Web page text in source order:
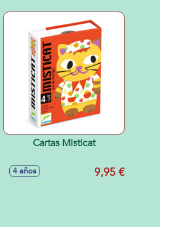
Cartas Misticat
4 años 9,95 €